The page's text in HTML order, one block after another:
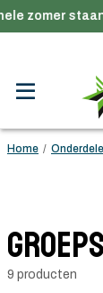
zomer
Home /
9 producten